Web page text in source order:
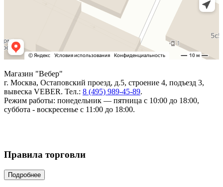
Магазин "Вебер"
г. Москва, Остаповский проезд, д.5, строение 4, подъезд 3,
вывеска VEBER. Тел.: 8 (495) 989-45-89.
Режим работы: понедельник — пятница с 10:00 до 18:00,
суббота - воскресенье с 11:00 до 18:00.
Правила торговли